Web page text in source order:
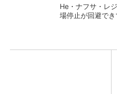
He・ナフサ・レ
場停止が回避で